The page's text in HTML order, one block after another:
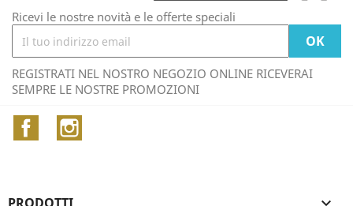
Ricevi le nostre novità e le offerte speciali
REGISTRATI NEL NOSTRO NEGOZIO ONLINE RICEVERAI
SEMPRE LE NOSTRE PROMOZIONI
Facebook